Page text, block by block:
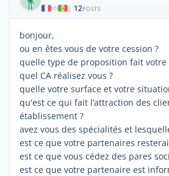
| 12POSTS
bonjour,
ou en êtes vous de votre cession ?
quelle type de proposition fait votre
quel CA réalisez vous ?
quelle votre surface et votre
qu'est ce qui fait l’attraction des
établissement ?
avez vous des spécialités et
est ce que votre partenaires
est ce que vous cédez des pares
est ce que votre partenaire est